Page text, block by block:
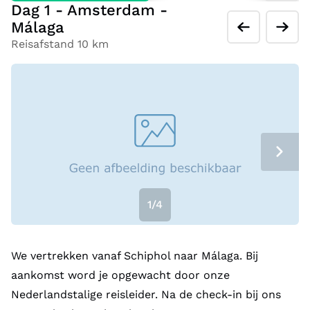
Dag 1 - Amsterdam -
Málaga
Reisafstand 10 km
1/4
We vertrekken vanaf Schiphol naar Málaga. Bij
aankomst word je opgewacht door onze
Nederlandstalige reisleider. Na de check-in bij ons